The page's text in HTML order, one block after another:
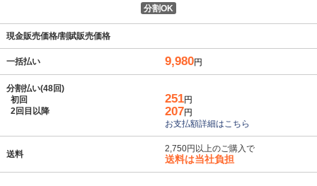
分割OK
現金販売価格/割賦販売価格
一括払い 9,980円
分割払い(48回)
初回
2回目以降
251円
207円
お支払額詳細はこちら
送料
2,750円以上のご購入で
送料は当社負担